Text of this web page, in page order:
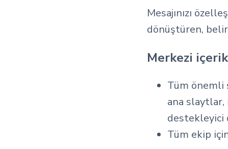
Mesajınızı
dönüştüren,
Merkezi
Tüm önemli
ana slaytlar,
destekleyici
Tüm ekip